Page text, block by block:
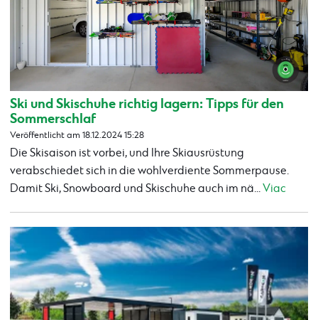
Ski und Skischuhe richtig lagern: Tipps für den
Sommerschlaf
Veröffentlicht am 18.12.2024 15:28
Die Skisaison ist vorbei, und Ihre Skiausrüstung
verabschiedet sich in die wohlverdiente Sommerpause.
Damit Ski, Snowboard und Skischuhe auch im nä...Viac